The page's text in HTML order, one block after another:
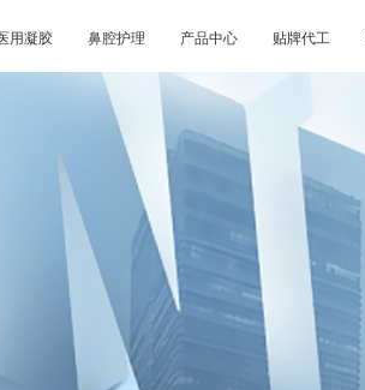
用凝胶 鼻腔护理 产品中心 贴牌代工